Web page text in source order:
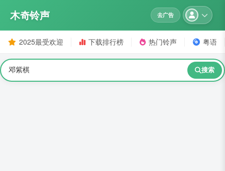
木奇铃声 去广告
2025最受欢迎 下载排行榜 热门铃声 粤语
搜索